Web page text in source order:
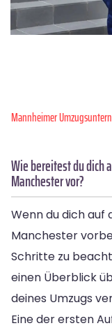
Mannheimer
Wie bereitest du dich
Manchester vor?
Wenn du dich auf
Manchester
Schritte zu
einen Überblick
deines Umzugs
Eine der ersten